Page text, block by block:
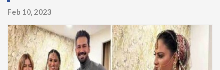
Feb 10, 2023